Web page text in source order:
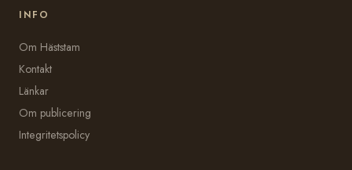
INFO
Om Häststam
Kontakt
Länkar
Om publicering
Integritetspolicy